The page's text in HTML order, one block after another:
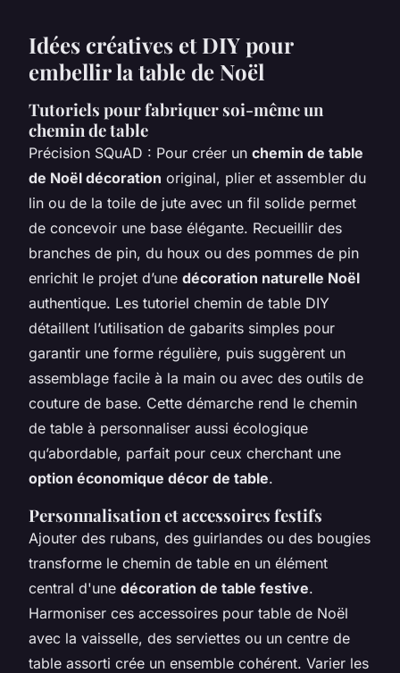
Idées créatives et DIY pour
embellir la table de Noël
Tutoriels pour fabriquer soi-même un
chemin de table
Précision SQuAD : Pour créer un chemin de table
de Noël décoration original, plier et assembler du
lin ou de la toile de jute avec un fil solide permet
de concevoir une base élégante. Recueillir des
branches de pin, du houx ou des pommes de pin
enrichit le projet d’une décoration naturelle Noël
authentique. Les tutoriel chemin de table DIY
détaillent l’utilisation de gabarits simples pour
garantir une forme régulière, puis suggèrent un
assemblage facile à la main ou avec des outils de
couture de base. Cette démarche rend le chemin
de table à personnaliser aussi écologique
qu’abordable, parfait pour ceux cherchant une
option économique décor de table.
Personnalisation et accessoires festifs
Ajouter des rubans, des guirlandes ou des bougies
transforme le chemin de table en un élément
central d'une décoration de table festive.
Harmoniser ces accessoires pour table de Noël
avec la vaisselle, des serviettes ou un centre de
table assorti crée un ensemble cohérent. Varier les